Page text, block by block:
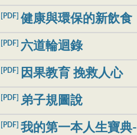
[PDF] 健康與環保的新飲食
[PDF] 六道輪迴錄
[PDF] 因果教育 挽救人心
[PDF] 弟子規圖說
[PDF] 我的第一本人生寶